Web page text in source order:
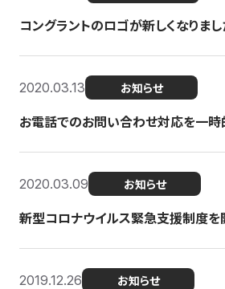
コングラントのロゴが新しくなりま
2020.03.13 お知らせ
お電話でのお問い合わせ対応を一時
2020.03.09 お知らせ
新型コロナウイルス緊急支援制度を
2019.12.26 お知らせ